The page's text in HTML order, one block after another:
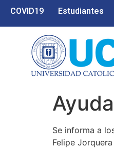
COVID19 Estudiantes
Se informa a
Felipe Jorquera